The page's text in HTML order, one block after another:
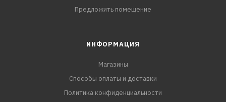
Предложить помещение
ИНФОРМАЦИЯ
Магазины
Способы оплаты и доставки
Политика конфиденциальности